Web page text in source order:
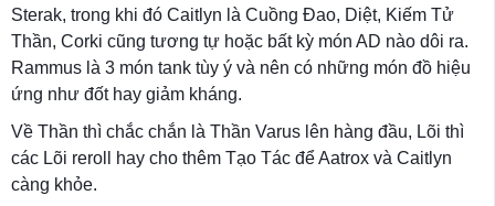
Sterak, trong khi đó Caitlyn là Cuồng Đao, Diệt, Kiếm Tử
Thần, Corki cũng tương tự hoặc bất kỳ món AD nào dôi ra.
Rammus là 3 món tank tùy ý và nên có những món đồ hiệu
ứng như đốt hay giảm kháng.
Về Thần thì chắc chắn là Thần Varus lên hàng đầu, Lõi thì
các Lõi reroll hay cho thêm Tạo Tác để Aatrox và Caitlyn
càng khỏe.